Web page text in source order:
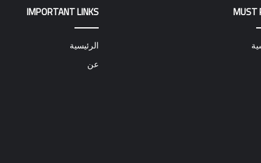
MUST
IMPORTANT LINKS
الرئيسية
عن